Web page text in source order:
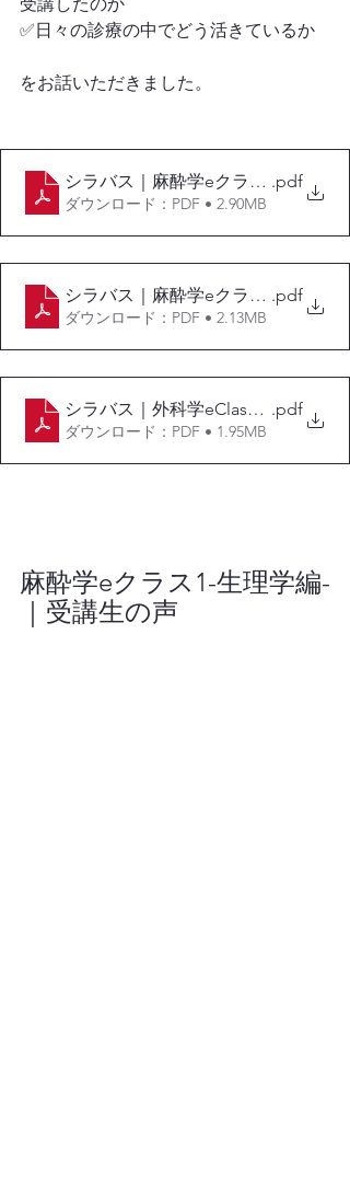
✅日々の診療の中でどう活きているか
をお話いただきました。
シラバス｜麻酔学eクラス1-生理学編-
.pdf
ダウンロード：PDF • 2.90MB
シラバス｜麻酔学eクラス2-薬理学編-
.pdf
ダウンロード：PDF • 2.13MB
シラバス｜外科学eClassⅡ .pdf
ダウンロード：PDF • 1.95MB
麻酔学eクラス1-生理学編-
｜受講生の声